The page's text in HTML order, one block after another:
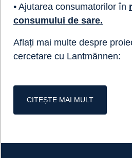
• Ajutarea consumatorilor în
consumului de sare.
Aflați mai multe despre
cercetare cu Lantmännen:
CITEȘTE MAI MULT